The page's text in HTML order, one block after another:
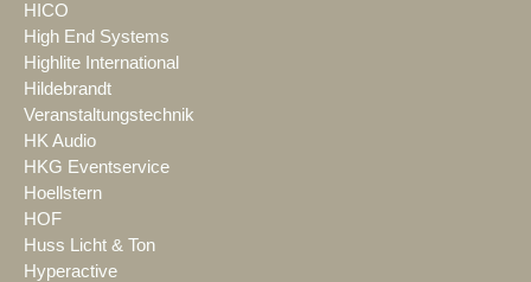
HICO
High End Systems
Highlite International
Hildebrandt
Veranstaltungstechnik
HK Audio
HKG Eventservice
Hoellstern
HOF
Huss Licht & Ton
Hyperactive